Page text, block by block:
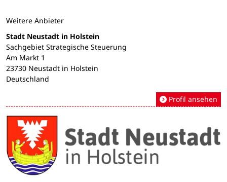
Weitere Anbieter
Stadt Neustadt in Holstein
Sachgebiet Strategische Steuerung
Am Markt 1
23730 Neustadt in Holstein
Deutschland
Profil ansehen